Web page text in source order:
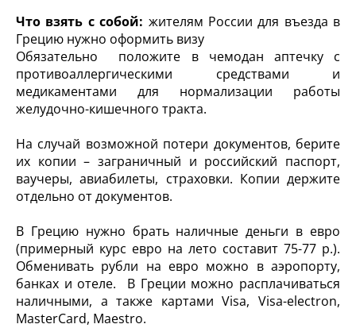
Что взять с собой: жителям России для въезда в
Грецию нужно оформить визу
Обязательно положите в чемодан аптечку с
противоаллергическими средствами и
медикаментами для нормализации работы
желудочно-кишечного тракта.
На случай возможной потери документов, берите
их копии – заграничный и российский паспорт,
ваучеры, авиабилеты, страховки. Копии держите
отдельно от документов.
В Грецию нужно брать наличные деньги в евро
(примерный курс евро на лето составит 75-77 р.).
Обменивать рубли на евро можно в аэропорту,
банках и отеле. В Греции можно расплачиваться
наличными, а также картами Visa, Visa-electron,
MasterCard, Maestro.